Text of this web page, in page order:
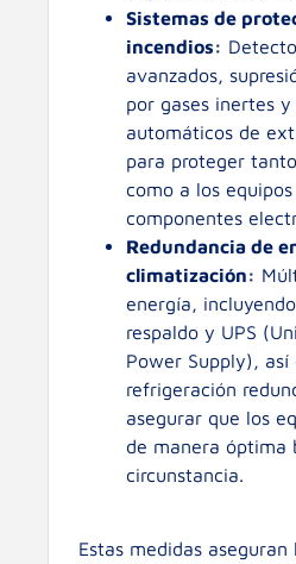
Sistemas de
incendios:
avanzados,
por gases inertes y
automáticos de
para proteger
como a los
componentes
Redundancia de
climatización:
energía,
respaldo y UPS
Power Supply), así
refrigeración
asegurar que los
de manera óptima
circunstancia.
Estas medidas